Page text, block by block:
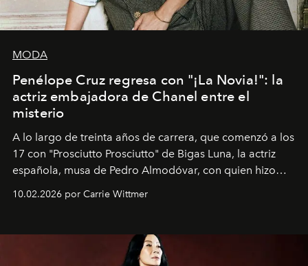
MODA
Penélope Cruz regresa con "¡La Novia!": la
actriz embajadora de Chanel entre el
misterio
A lo largo de treinta años de carrera, que comenzó a los
17 con "Prosciutto Prosciutto" de Bigas Luna, la actriz
española, musa de Pedro Almodóvar, con quien hizo
Barcelona", ha dividido su tiempo entre Europa y
dirigida por Maggie Gyllenhaal.
10.02.2026 por Carrie Wittmer